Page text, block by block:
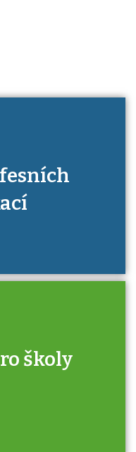
pro danou
školy
zkoušce a kde